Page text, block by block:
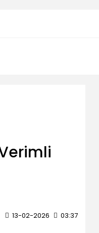
13-02-2026 03:37